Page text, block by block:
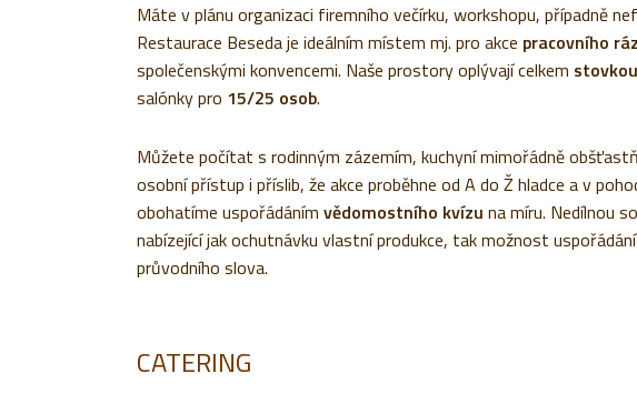
Máte v plánu organizaci firemního večírku, workshopu, případně
Restaurace Beseda je ideálním místem mj. pro akce pracovního
společenskými konvencemi. Naše prostory oplývají celkem
salónky pro 15/25 osob.
Můžete počítat s rodinným zázemím, kuchyní mimořádně
osobní přístup i příslib, že akce proběhne od A do Ž hladce a v
obohatíme uspořádáním vědomostního kvízu na míru. Nedílnou
nabízející jak ochutnávku vlastní produkce, tak možnost uspořádání
průvodního slova.
CATERING